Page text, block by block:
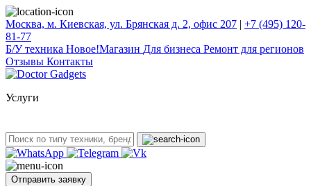
Москва, м. Киевская, ул. Брянская д. 2, офис 207 | +7 (495) 120-
81-77
Б/У техникa Новое!Магазин Для бизнеса Ремонт для регионов
Отзывы Контакты
Услуги
Отправить заявку